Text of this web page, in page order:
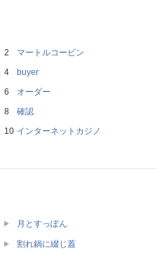
マートルコービン
buyer
オーダー
確認
インターネットカジノ
月とすっぽん
割れ鍋に綴じ蓋